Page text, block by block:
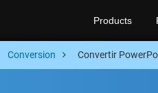
Products
Conversion Convertir